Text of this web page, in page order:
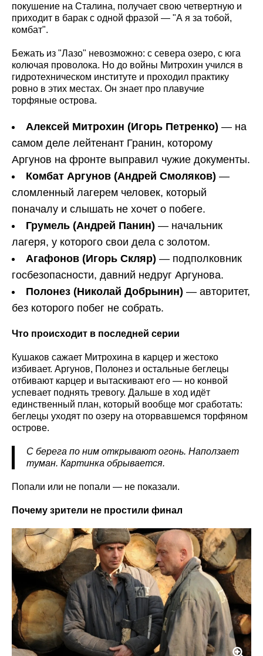
покушение на Сталина, получает свою четвертную и
приходит в барак с одной фразой — "А я за тобой,
комбат".
Бежать из "Лазо" невозможно: с севера озеро, с юга
колючая проволока. Но до войны Митрохин учился в
гидротехническом институте и проходил практику
ровно в этих местах. Он знает про плавучие
торфяные острова.
Алексей Митрохин (Игорь Петренко) — на
самом деле лейтенант Гранин, которому
Аргунов на фронте выправил чужие документы.
Комбат Аргунов (Андрей Смоляков) —
сломленный лагерем человек, который
поначалу и слышать не хочет о побеге.
Грумель (Андрей Панин) — начальник
лагеря, у которого свои дела с золотом.
Агафонов (Игорь Скляр) — подполковник
госбезопасности, давний недруг Аргунова.
Полонез (Николай Добрынин) — авторитет,
без которого побег не собрать.
Что происходит в последней серии
Кушаков сажает Митрохина в карцер и жестоко
избивает. Аргунов, Полонез и остальные беглецы
отбивают карцер и вытаскивают его — но конвой
успевает поднять тревогу. Дальше в ход идёт
единственный план, который вообще мог сработать:
беглецы уходят по озеру на оторвавшемся торфяном
острове.
С берега по ним открывают огонь. Наползает
туман. Картинка обрывается.
Попали или не попали — не показали.
Почему зрители не простили финал